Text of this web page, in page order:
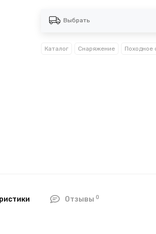
Выбрать
Каталог Снаряжение Походное
Отзывы 0